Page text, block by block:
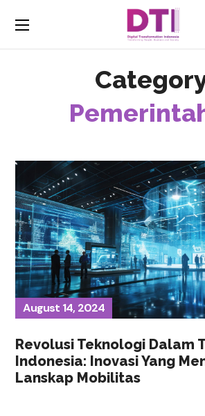
August 14, 2024
Revolusi Teknologi Dalam
Indonesia: Inovasi Yang
Lanskap Mobilitas